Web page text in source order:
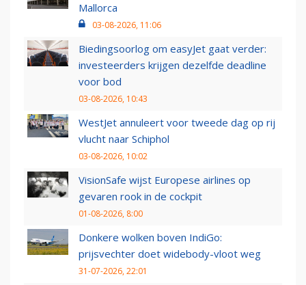
Mallorca
03-08-2026, 11:06
Biedingsoorlog om easyJet gaat verder:
investeerders krijgen dezelfde deadline
voor bod
03-08-2026, 10:43
WestJet annuleert voor tweede dag op rij
vlucht naar Schiphol
03-08-2026, 10:02
VisionSafe wijst Europese airlines op
gevaren rook in de cockpit
01-08-2026, 8:00
Donkere wolken boven IndiGo:
prijsvechter doet widebody-vloot weg
31-07-2026, 22:01